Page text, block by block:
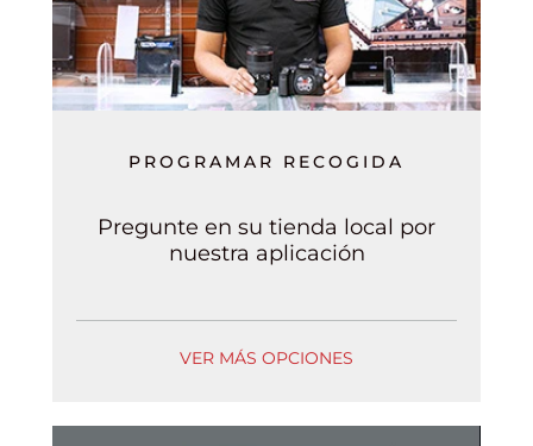
PROGRAMAR RECOGIDA
Pregunte en su tienda local por
nuestra aplicación
VER MÁS OPCIONES